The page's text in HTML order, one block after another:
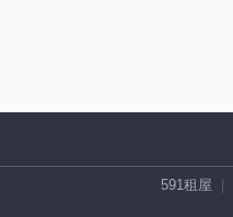
591租屋